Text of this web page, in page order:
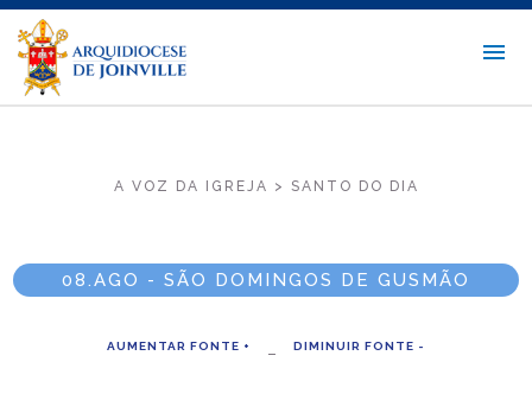
A VOZ DA IGREJA > SANTO DO DIA
08.AGO - SÃO DOMINGOS DE GUSMÃO
AUMENTAR FONTE + DIMINUIR FONTE -